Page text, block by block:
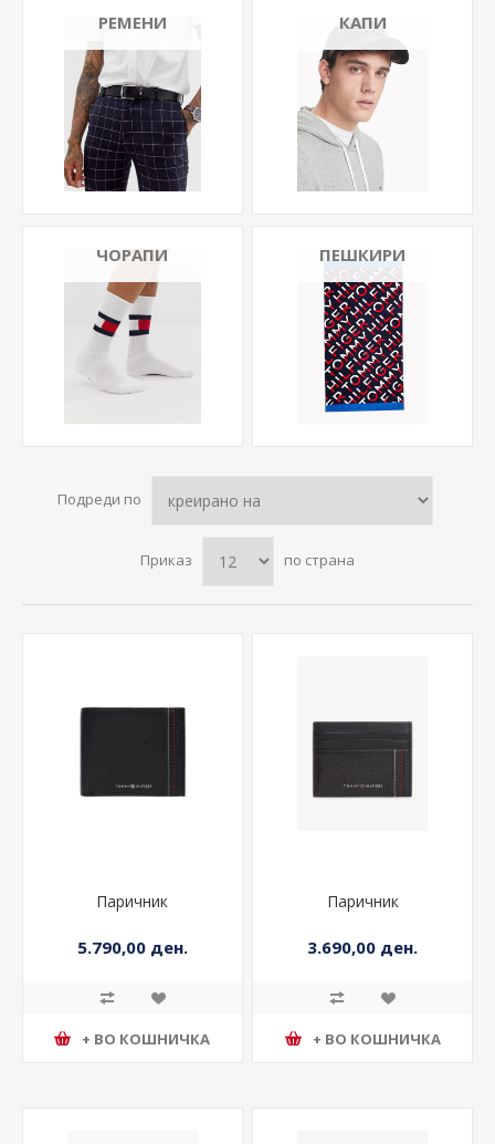
РЕМЕНИ КАПИ
ЧОРАПИ ПЕШКИРИ
Подреди по
Приказ по страна
Паричник
5.790,00 ден.
+ ВО КОШНИЧКА
Паричник
3.690,00 ден.
+ ВО КОШНИЧКА